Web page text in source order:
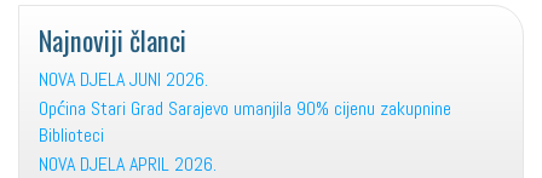
Najnoviji članci
NOVA DJELA JUNI 2026.
Općina Stari Grad Sarajevo umanjila 90% cijenu zakupnine
Biblioteci
NOVA DJELA APRIL 2026.